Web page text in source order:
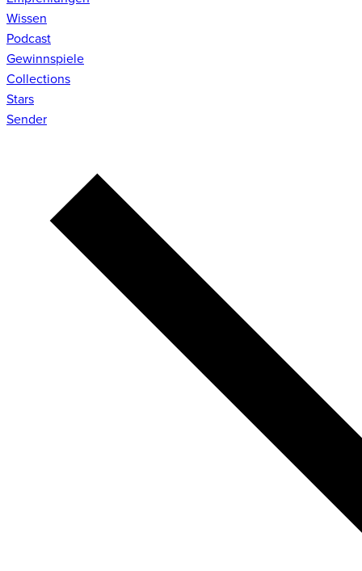
Wissen
Podcast
Gewinnspiele
Collections
Stars
Sender